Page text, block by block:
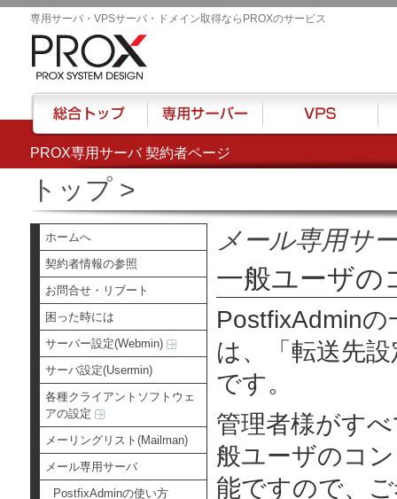
PROX専用サーバ 契約者ページ
専用サーバ・VPSサーバ・ドメイン取得ならPROXのサービス
トップ>
ホームへ
契約者情報の参照
お問合せ・リブート
困った時には
サーバー設定(Webmin)
サーバ設定(Usermin)
各種クライアントソフトウェ
アの設定
メーリングリスト(Mailman)
メール専用サーバ
PostfixAdminの使い方
メール専用サ
一般ユーザの
PostfixAdmin
は、
「転送先
です。
管理者様がす
般ユーザのコ
能ですので、
総合トップ 専用サーバー VPS ハ